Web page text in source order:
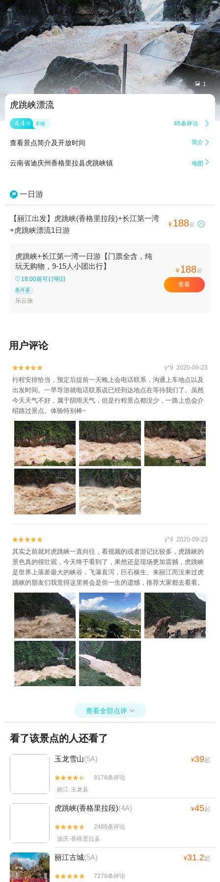
 1
虎跳峡漂流
4.4 分 不错 45条评论 
查看景点简介及开放时间 简介 
云南省迪庆州香格里拉县虎跳峡镇 地图 
一日游
【丽江出发】虎跳峡(香格里拉段)+长江第一湾
+虎跳峡漂流1日游
¥ 188起 
虎跳峡+长江第一湾一日游【门票全含，纯
玩无购物，9-15人小团出行】
18:00前可订明日
条件退
乐云旅
¥ 188起
查看
用户评论

 y*9 2020-09-23
行程安排恰当，预定后提前一天晚上会电话联系，沟通上车地点以及
出发时间。一早导游就电话联系说已经到达地点在等待我们了。虽然
今天天气不好，属于阴雨天气，但是行程景点都没少，一路上也会介
绍路过景点。体验特别棒~

 y*4 2020-09-23
其实之前就对虎跳峡一直向往，看视频的或者游记比较多，虎跳峡的
景色真的很壮观，今天终于看到了，果然还是现场更加震撼，虎跳峡
是世界上落差最大的峡谷，飞瀑直泻，巨石横生、来丽江而没来过虎
跳峡的朋友们我觉得这里将会是你一生的遗憾，推荐大家都去看看。
查看全部点评 
看了该景点的人还看了
玉龙雪山(5A) ¥39起


8176条评论
丽江·玉龙县
虎跳峡(香格里拉段)(4A) ¥45起


2486条评论
迪庆·香格里拉县
丽江古城(5A) ¥31.2起

 7279条评论
